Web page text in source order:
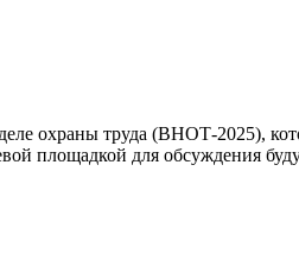
охраны труда (ВНОТ-2025),
площадкой для обсуждения